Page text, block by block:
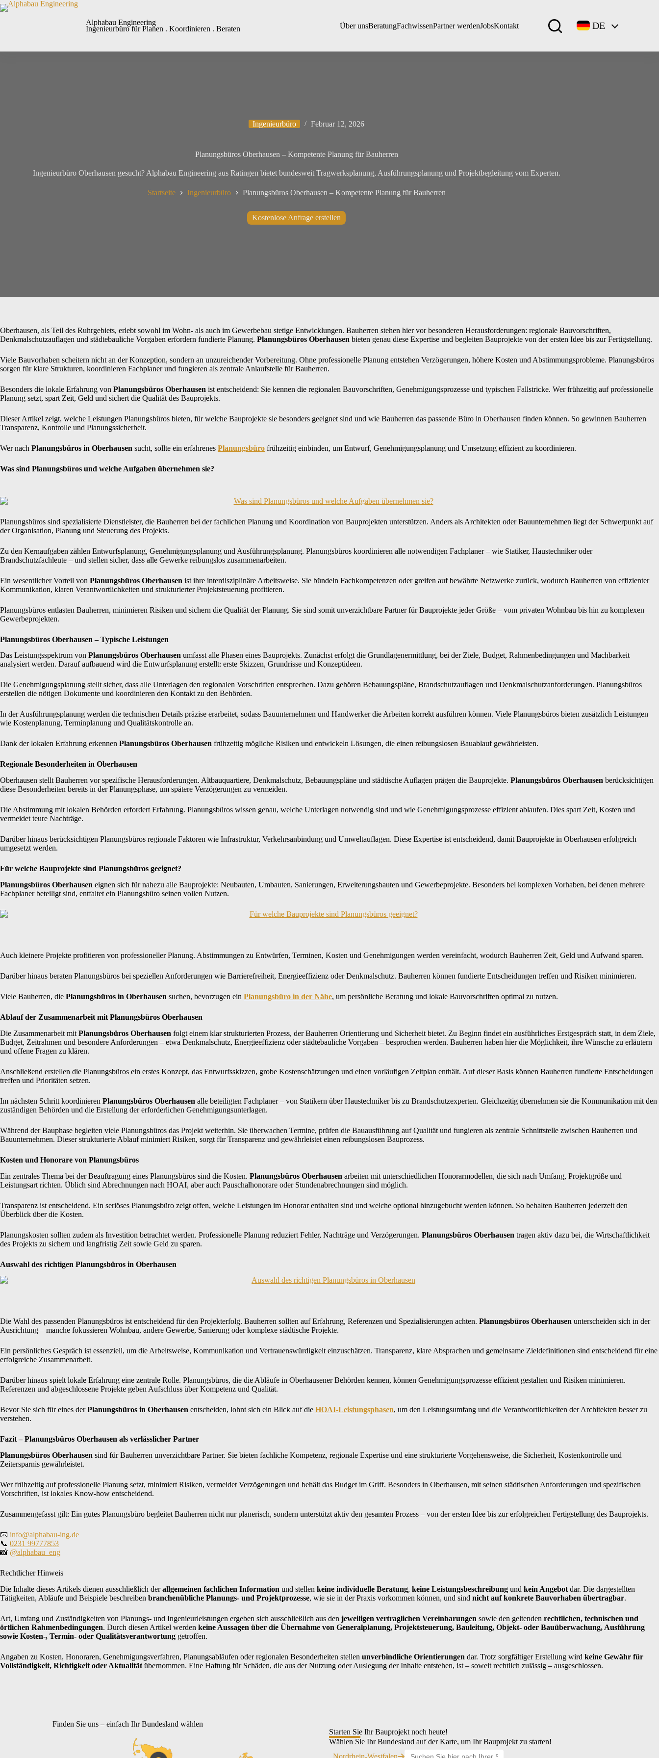
Alphabau Engineering
Ingenieurbüro für Planen . Koordinieren . Beraten Über unsBeratungFachwissenPartner werdenJobsKontakt DE
Ingenieurbüro Februar 12, 2026
Planungsbüros Oberhausen – Kompetente Planung für Bauherren
Ingenieurbüro Oberhausen gesucht? Alphabau Engineering aus Ratingen bietet bundesweit Tragwerksplanung, Ausführungsplanung und Projektbegleitung vom Experten.
Startseite Ingenieurbüro Planungsbüros Oberhausen – Kompetente Planung für Bauherren
Kostenlose Anfrage erstellen
Oberhausen, als Teil des Ruhrgebiets, erlebt sowohl im Wohn- als auch im Gewerbebau stetige Entwicklungen. Bauherren stehen hier vor besonderen Herausforderungen: regionale Bauvorschriften,
Denkmalschutzauflagen und städtebauliche Vorgaben erfordern fundierte Planung. Planungsbüros Oberhausen bieten genau diese Expertise und begleiten Bauprojekte von der ersten Idee bis zur Fertigstellung.
Viele Bauvorhaben scheitern nicht an der Konzeption, sondern an unzureichender Vorbereitung. Ohne professionelle Planung entstehen Verzögerungen, höhere Kosten und Abstimmungsprobleme. Planungsbüros
sorgen für klare Strukturen, koordinieren Fachplaner und fungieren als zentrale Anlaufstelle für Bauherren.
Besonders die lokale Erfahrung von Planungsbüros Oberhausen ist entscheidend: Sie kennen die regionalen Bauvorschriften, Genehmigungsprozesse und typischen Fallstricke. Wer frühzeitig auf professionelle
Planung setzt, spart Zeit, Geld und sichert die Qualität des Bauprojekts.
Dieser Artikel zeigt, welche Leistungen Planungsbüros bieten, für welche Bauprojekte sie besonders geeignet sind und wie Bauherren das passende Büro in Oberhausen finden können. So gewinnen Bauherren
Transparenz, Kontrolle und Planungssicherheit.
Wer nach Planungsbüros in Oberhausen sucht, sollte ein erfahrenes Planungsbüro frühzeitig einbinden, um Entwurf, Genehmigungsplanung und Umsetzung effizient zu koordinieren.
Was sind Planungsbüros und welche Aufgaben übernehmen sie?
Planungsbüros sind spezialisierte Dienstleister, die Bauherren bei der fachlichen Planung und Koordination von Bauprojekten unterstützen. Anders als Architekten oder Bauunternehmen liegt der Schwerpunkt auf
der Organisation, Planung und Steuerung des Projekts.
Zu den Kernaufgaben zählen Entwurfsplanung, Genehmigungsplanung und Ausführungsplanung. Planungsbüros koordinieren alle notwendigen Fachplaner – wie Statiker, Haustechniker oder
Brandschutzfachleute – und stellen sicher, dass alle Gewerke reibungslos zusammenarbeiten.
Ein wesentlicher Vorteil von Planungsbüros Oberhausen ist ihre interdisziplinäre Arbeitsweise. Sie bündeln Fachkompetenzen oder greifen auf bewährte Netzwerke zurück, wodurch Bauherren von effizienter
Kommunikation, klaren Verantwortlichkeiten und strukturierter Projektsteuerung profitieren.
Planungsbüros entlasten Bauherren, minimieren Risiken und sichern die Qualität der Planung. Sie sind somit unverzichtbare Partner für Bauprojekte jeder Größe – vom privaten Wohnbau bis hin zu komplexen
Gewerbeprojekten.
Planungsbüros Oberhausen – Typische Leistungen
Das Leistungsspektrum von Planungsbüros Oberhausen umfasst alle Phasen eines Bauprojekts. Zunächst erfolgt die Grundlagenermittlung, bei der Ziele, Budget, Rahmenbedingungen und Machbarkeit
analysiert werden. Darauf aufbauend wird die Entwurfsplanung erstellt: erste Skizzen, Grundrisse und Konzeptideen.
Die Genehmigungsplanung stellt sicher, dass alle Unterlagen den regionalen Vorschriften entsprechen. Dazu gehören Bebauungspläne, Brandschutzauflagen und Denkmalschutzanforderungen. Planungsbüros
erstellen die nötigen Dokumente und koordinieren den Kontakt zu den Behörden.
In der Ausführungsplanung werden die technischen Details präzise erarbeitet, sodass Bauunternehmen und Handwerker die Arbeiten korrekt ausführen können. Viele Planungsbüros bieten zusätzlich Leistungen
wie Kostenplanung, Terminplanung und Qualitätskontrolle an.
Dank der lokalen Erfahrung erkennen Planungsbüros Oberhausen frühzeitig mögliche Risiken und entwickeln Lösungen, die einen reibungslosen Bauablauf gewährleisten.
Regionale Besonderheiten in Oberhausen
Oberhausen stellt Bauherren vor spezifische Herausforderungen. Altbauquartiere, Denkmalschutz, Bebauungspläne und städtische Auflagen prägen die Bauprojekte. Planungsbüros Oberhausen berücksichtigen
diese Besonderheiten bereits in der Planungsphase, um spätere Verzögerungen zu vermeiden.
Die Abstimmung mit lokalen Behörden erfordert Erfahrung. Planungsbüros wissen genau, welche Unterlagen notwendig sind und wie Genehmigungsprozesse effizient ablaufen. Dies spart Zeit, Kosten und
vermeidet teure Nachträge.
Darüber hinaus berücksichtigen Planungsbüros regionale Faktoren wie Infrastruktur, Verkehrsanbindung und Umweltauflagen. Diese Expertise ist entscheidend, damit Bauprojekte in Oberhausen erfolgreich
umgesetzt werden.
Für welche Bauprojekte sind Planungsbüros geeignet?
Planungsbüros Oberhausen eignen sich für nahezu alle Bauprojekte: Neubauten, Umbauten, Sanierungen, Erweiterungsbauten und Gewerbeprojekte. Besonders bei komplexen Vorhaben, bei denen mehrere
Fachplaner beteiligt sind, entfaltet ein Planungsbüro seinen vollen Nutzen.
Auch kleinere Projekte profitieren von professioneller Planung. Abstimmungen zu Entwürfen, Terminen, Kosten und Genehmigungen werden vereinfacht, wodurch Bauherren Zeit, Geld und Aufwand sparen.
Darüber hinaus beraten Planungsbüros bei speziellen Anforderungen wie Barrierefreiheit, Energieeffizienz oder Denkmalschutz. Bauherren können fundierte Entscheidungen treffen und Risiken minimieren.
Viele Bauherren, die Planungsbüros in Oberhausen suchen, bevorzugen ein Planungsbüro in der Nähe, um persönliche Beratung und lokale Bauvorschriften optimal zu nutzen.
Ablauf der Zusammenarbeit mit Planungsbüros Oberhausen
Die Zusammenarbeit mit Planungsbüros Oberhausen folgt einem klar strukturierten Prozess, der Bauherren Orientierung und Sicherheit bietet. Zu Beginn findet ein ausführliches Erstgespräch statt, in dem Ziele,
Budget, Zeitrahmen und besondere Anforderungen – etwa Denkmalschutz, Energieeffizienz oder städtebauliche Vorgaben – besprochen werden. Bauherren haben hier die Möglichkeit, ihre Wünsche zu erläutern
und offene Fragen zu klären.
Anschließend erstellen die Planungsbüros ein erstes Konzept, das Entwurfsskizzen, grobe Kostenschätzungen und einen vorläufigen Zeitplan enthält. Auf dieser Basis können Bauherren fundierte Entscheidungen
treffen und Prioritäten setzen.
Im nächsten Schritt koordinieren Planungsbüros Oberhausen alle beteiligten Fachplaner – von Statikern über Haustechniker bis zu Brandschutzexperten. Gleichzeitig übernehmen sie die Kommunikation mit den
zuständigen Behörden und die Erstellung der erforderlichen Genehmigungsunterlagen.
Während der Bauphase begleiten viele Planungsbüros das Projekt weiterhin. Sie überwachen Termine, prüfen die Bauausführung auf Qualität und fungieren als zentrale Schnittstelle zwischen Bauherren und
Bauunternehmen. Dieser strukturierte Ablauf minimiert Risiken, sorgt für Transparenz und gewährleistet einen reibungslosen Bauprozess.
Kosten und Honorare von Planungsbüros
Ein zentrales Thema bei der Beauftragung eines Planungsbüros sind die Kosten. Planungsbüros Oberhausen arbeiten mit unterschiedlichen Honorarmodellen, die sich nach Umfang, Projektgröße und
Leistungsart richten. Üblich sind Abrechnungen nach HOAI, aber auch Pauschalhonorare oder Stundenabrechnungen sind möglich.
Transparenz ist entscheidend. Ein seriöses Planungsbüro zeigt offen, welche Leistungen im Honorar enthalten sind und welche optional hinzugebucht werden können. So behalten Bauherren jederzeit den
Überblick über die Kosten.
Planungskosten sollten zudem als Investition betrachtet werden. Professionelle Planung reduziert Fehler, Nachträge und Verzögerungen. Planungsbüros Oberhausen tragen aktiv dazu bei, die Wirtschaftlichkeit
des Projekts zu sichern und langfristig Zeit sowie Geld zu sparen.
Auswahl des richtigen Planungsbüros in Oberhausen
Die Wahl des passenden Planungsbüros ist entscheidend für den Projekterfolg. Bauherren sollten auf Erfahrung, Referenzen und Spezialisierungen achten. Planungsbüros Oberhausen unterscheiden sich in der
Ausrichtung – manche fokussieren Wohnbau, andere Gewerbe, Sanierung oder komplexe städtische Projekte.
Ein persönliches Gespräch ist essenziell, um die Arbeitsweise, Kommunikation und Vertrauenswürdigkeit einzuschätzen. Transparenz, klare Absprachen und gemeinsame Zieldefinitionen sind entscheidend für eine
erfolgreiche Zusammenarbeit.
Darüber hinaus spielt lokale Erfahrung eine zentrale Rolle. Planungsbüros, die die Abläufe in Oberhausener Behörden kennen, können Genehmigungsprozesse effizient gestalten und Risiken minimieren.
Referenzen und abgeschlossene Projekte geben Aufschluss über Kompetenz und Qualität.
Bevor Sie sich für eines derPlanungsbüros in Oberhausen entscheiden, lohnt sich ein Blick auf die HOAI‑Leistungsphasen, um den Leistungsumfang und die Verantwortlichkeiten der Architekten besser zu
verstehen.
Fazit – Planungsbüros Oberhausen als verlässlicher Partner
Planungsbüros Oberhausen sind für Bauherren unverzichtbare Partner. Sie bieten fachliche Kompetenz, regionale Expertise und eine strukturierte Vorgehensweise, die Sicherheit, Kostenkontrolle und
Zeitersparnis gewährleistet.
Wer frühzeitig auf professionelle Planung setzt, minimiert Risiken, vermeidet Verzögerungen und behält das Budget im Griff. Besonders in Oberhausen, mit seinen städtischen Anforderungen und spezifischen
Vorschriften, ist lokales Know-how entscheidend.
Zusammengefasst gilt: Ein gutes Planungsbüro begleitet Bauherren nicht nur planerisch, sondern unterstützt aktiv den gesamten Prozess – von der ersten Idee bis zur erfolgreichen Fertigstellung des Bauprojekts.
📧 info@alphabau-ing.de
📞 0231 99777853
📸 @alphabau_eng
Rechtlicher Hinweis
Die Inhalte dieses Artikels dienen ausschließlich derallgemeinen fachlichen Information und stellen keine individuelle Beratung, keine Leistungsbeschreibung und kein Angebot dar. Die dargestellten
Tätigkeiten, Abläufe und Beispiele beschreiben branchenübliche Planungs- und Projektprozesse, wie sie in der Praxis vorkommen können, und sind nicht auf konkrete Bauvorhaben übertragbar.
Art, Umfang und Zuständigkeiten von Planungs- und Ingenieurleistungen ergeben sich ausschließlich aus den jeweiligen vertraglichen Vereinbarungen sowie den geltenden rechtlichen, technischen und
örtlichen Rahmenbedingungen. Durch diesen Artikel werden keine Aussagen über die Übernahme von Generalplanung, Projektsteuerung, Bauleitung, Objekt- oder Bauüberwachung, Ausführung
sowie Kosten-, Termin- oder Qualitätsverantwortung getroffen.
Angaben zu Kosten, Honoraren, Genehmigungsverfahren, Planungsabläufen oder regionalen Besonderheiten stellen unverbindliche Orientierungen dar. Trotz sorgfältiger Erstellung wird keine Gewähr für
Vollständigkeit, Richtigkeit oder Aktualität übernommen. Eine Haftung für Schäden, die aus der Nutzung oder Auslegung der Inhalte entstehen, ist – soweit rechtlich zulässig – ausgeschlossen.
Finden Sie uns – einfach Ihr Bundesland wählen
Starten Sie Ihr Bauprojekt noch heute!
Wählen Sie Ihr Bundesland auf der Karte, um Ihr Bauprojekt zu starten!
Nordrhein-Westfalen